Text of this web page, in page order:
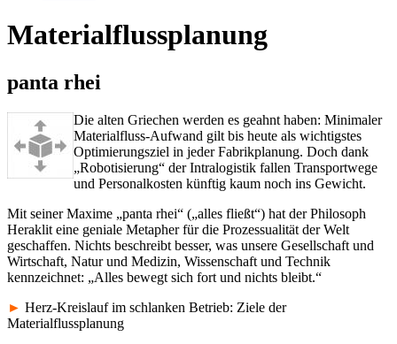
Materialflussplanung
panta rhei
Die alten Griechen werden es geahnt haben: Minimaler
Materialfluss-Aufwand gilt bis heute als wichtigstes
Optimierungsziel in jeder Fabrikplanung. Doch dank
„Robotisierung“ der Intralogistik fallen Transportwege
und Personalkosten künftig kaum noch ins Gewicht.
Mit seiner Maxime „panta rhei“ („alles fließt“) hat der Philosoph
Heraklit eine geniale Metapher für die Prozessualität der Welt
geschaffen. Nichts beschreibt besser, was unsere Gesellschaft und
Wirtschaft, Natur und Medizin, Wissenschaft und Technik
kennzeichnet: „Alles bewegt sich fort und nichts bleibt.“
► Herz-Kreislauf im schlanken Betrieb: Ziele der
Materialflussplanung